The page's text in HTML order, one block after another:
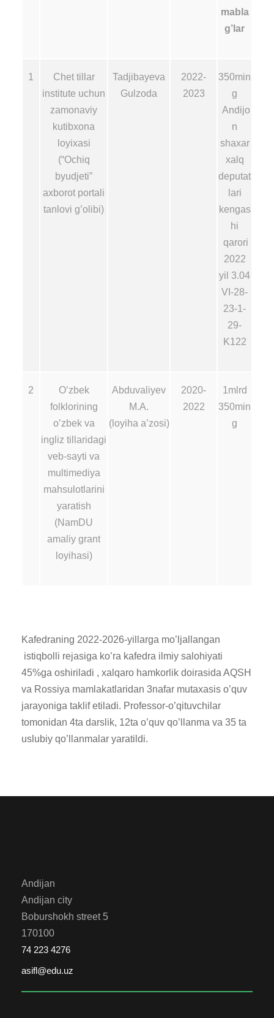
mabla
g’lar
1
Chet tillar
institute uchun
zamonaviy
kutibxona
loyixasi
(“Ochiq
byudjeti”
axborot portali
tanlovi g’olibi)
Tadjibayeva
Gulzoda
2022-
2023
350min
g
Andijo
n
shaxar
xalq
deputat
lari
kengas
hi
qarori
2022
yil 3.04
VI-28-
23-1-
29-
K122
2
O’zbek
folklorining
o’zbek va
ingliz tillaridagi
veb-sayti va
multimediya
mahsulotlarini
yaratish
(NamDU
amaliy grant
loyihasi)
Abduvaliyev
M.A.
(loyiha a’zosi)
2020-
2022
1mlrd
350min
g
Kafedraning 2022-2026-yillarga mo’ljallangan
istiqbolli rejasiga ko’ra kafedra ilmiy salohiyati
45%ga oshiriladi , xalqaro hamkorlik doirasida AQSH
va Rossiya mamlakatlaridan 3nafar mutaxasis o’quv
jarayoniga taklif etiladi. Professor-o’qituvchilar
tomonidan 4ta darslik, 12ta o’quv qo’llanma va 35 ta
uslubiy qo’llanmalar yaratildi.
Andijan
Andijan city
Boburshokh street 5
170100
74 223 4276
asifl@edu.uz